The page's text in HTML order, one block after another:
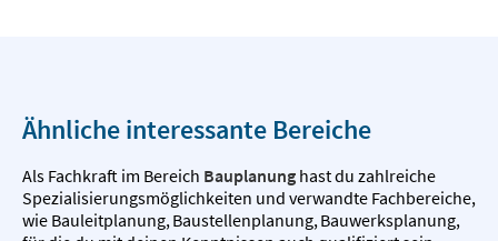
Ähnliche interessante Bereiche
Als Fachkraft im Bereich Bauplanung hast du zahlreiche
Spezialisierungsmöglichkeiten und verwandte Fachbereiche,
wie Bauleitplanung,Baustellenplanung,Bauwerksplanung,